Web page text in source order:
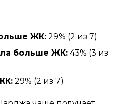
ЖК: 29% (2 из 7)
больше ЖК: 43% (3 из
29% (2 из 7)